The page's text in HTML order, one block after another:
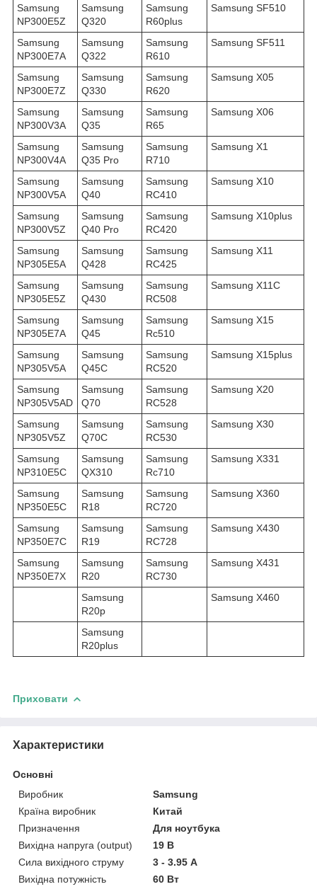
Samsung
NP300E5Z
Samsung
Q320
Samsung
R60plus
Samsung SF510
Samsung
NP300E7A
Samsung
Q322
Samsung
R610
Samsung SF511
Samsung
NP300E7Z
Samsung
Q330
Samsung
R620
Samsung X05
Samsung
NP300V3A
Samsung
Q35
Samsung
R65
Samsung X06
Samsung
NP300V4A
Samsung
Q35 Pro
Samsung
R710
Samsung X1
Samsung
NP300V5A
Samsung
Q40
Samsung
RC410
Samsung X10
Samsung
NP300V5Z
Samsung
Q40 Pro
Samsung
RC420
Samsung X10plus
Samsung
NP305E5A
Samsung
Q428
Samsung
RC425
Samsung X11
Samsung
NP305E5Z
Samsung
Q430
Samsung
RC508
Samsung X11C
Samsung
NP305E7A
Samsung
Q45
Samsung
Rc510
Samsung X15
Samsung
NP305V5A
Samsung
Q45C
Samsung
RC520
Samsung X15plus
Samsung
NP305V5AD
Samsung
Q70
Samsung
RC528
Samsung X20
Samsung
NP305V5Z
Samsung
Q70C
Samsung
RC530
Samsung X30
Samsung
NP310E5C
Samsung
QX310
Samsung
Rc710
Samsung X331
Samsung
NP350E5C
Samsung
R18
Samsung
RC720
Samsung X360
Samsung
NP350E7C
Samsung
R19
Samsung
RC728
Samsung X430
Samsung
NP350E7X
Samsung
R20
Samsung
RC730
Samsung X431
Samsung
R20p
Samsung X460
Samsung
R20plus
Приховати
Характеристики
Основні
Виробник
Samsung
Країна виробник
Китай
Призначення
Для ноутбука
Вихідна напруга (output)
19 В
Сила вихідного струму
3 - 3.95 А
Вихідна потужність
60 Вт